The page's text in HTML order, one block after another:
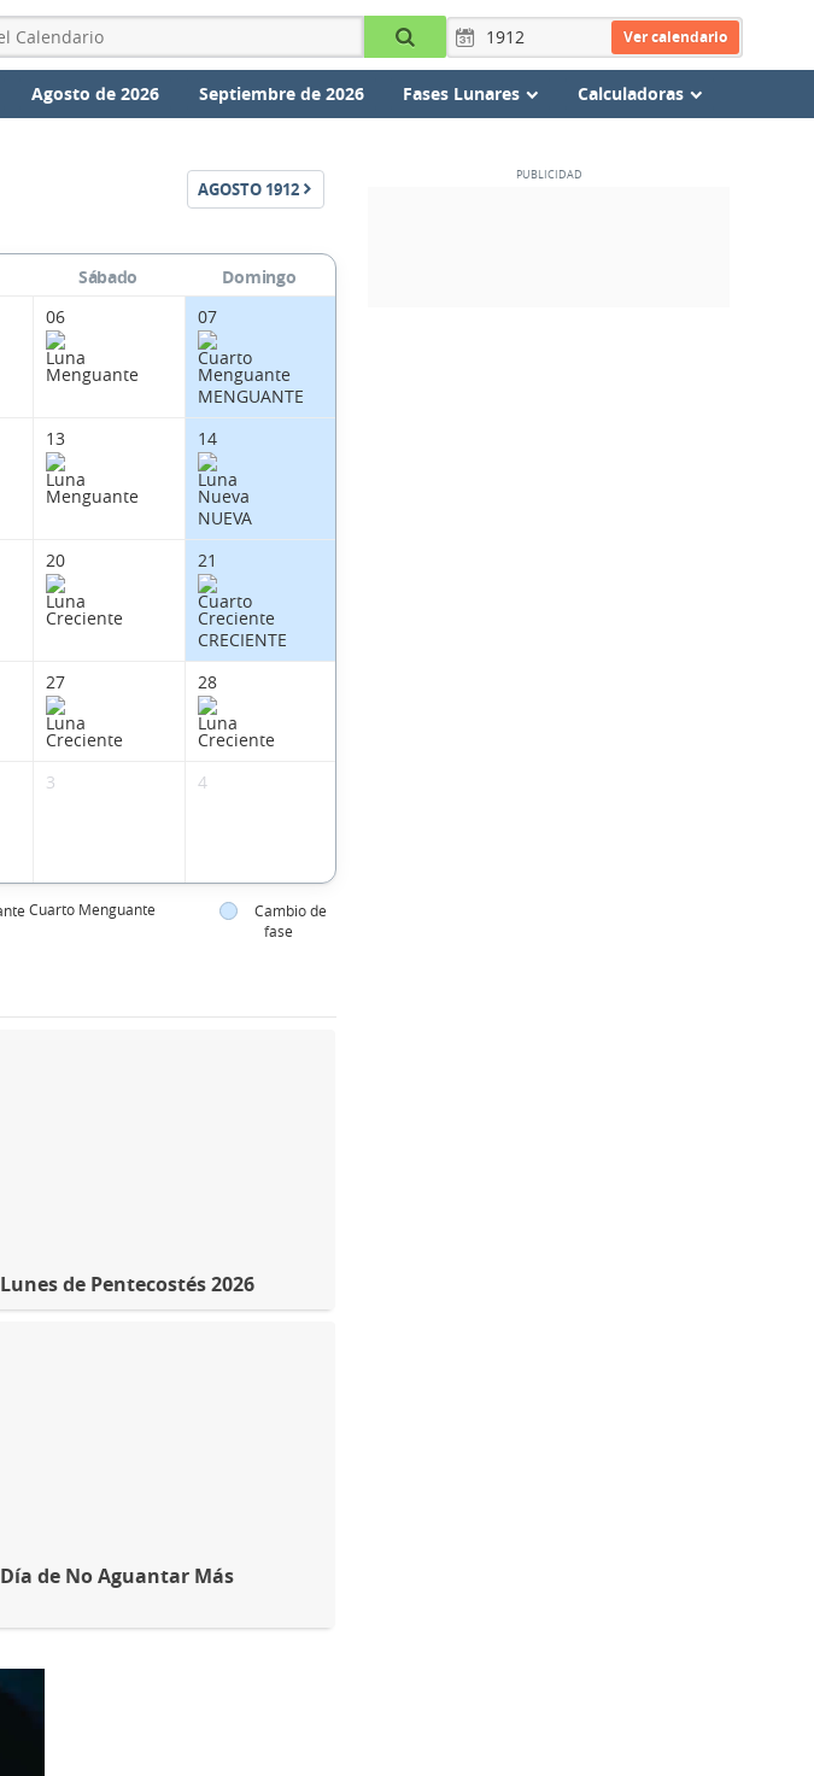
Ver calendario
Agosto de 2026 Septiembre de 2026 Fases Lunares Calculadoras
AGOSTO 1912
Sábado
Domingo
06 07
MENGUANTE
13 14
NUEVA
20 21
CRECIENTE
27 28
3 4
Cuarto Menguante
Cambio de
fase
Lunes de Pentecostés 2026
Día de No Aguantar Más